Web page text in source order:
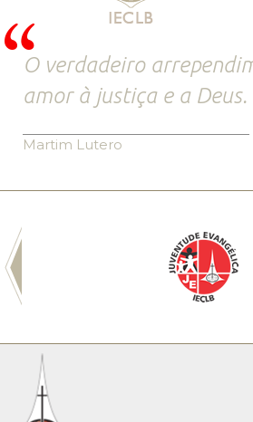
O verdadeiro
amor à justiça e a Deus.
Martim Lutero